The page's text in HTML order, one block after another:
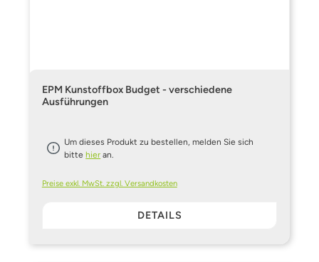
EPM Kunstoffbox Budget - verschiedene
Ausführungen
Um dieses Produkt zu bestellen, melden Sie sich
bittehier an.
Preise exkl. MwSt. zzgl. Versandkosten
DETAILS